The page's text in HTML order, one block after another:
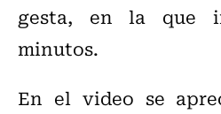
gesta, en la que
minutos.
En el video se